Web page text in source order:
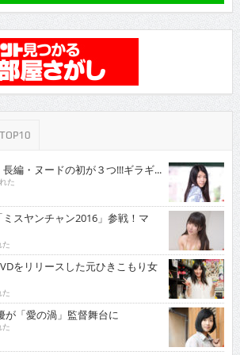
編・ヌードの初が３つ!!!ギラギ...
た
スヤンチャン2016」参戦！マ
をリリースした元ひきこもり女
「愛の渦」監督舞台に